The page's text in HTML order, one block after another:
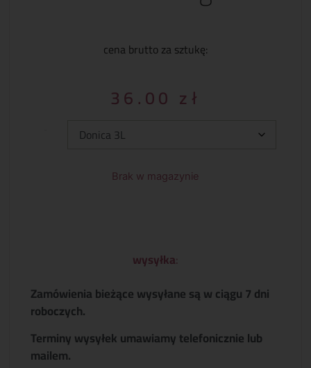
cena brutto za sztukę:
36.00 zł
Brak w magazynie
wysyłka:
Zamówienia bieżące wysyłane są w ciągu 7 dni
roboczych.
Terminy wysyłek umawiamy telefonicznie lub
mailem.